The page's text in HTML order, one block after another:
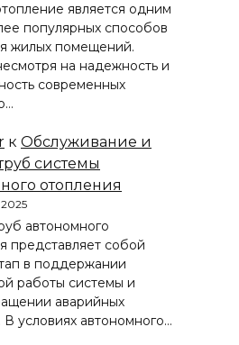
является одним
популярных способов
жилых помещений.
на надежность и
современных
к Обслуживание и
системы
отопления
автономного
представляет собой
в поддержании
работы системы и
аварийных
В условиях автономного…